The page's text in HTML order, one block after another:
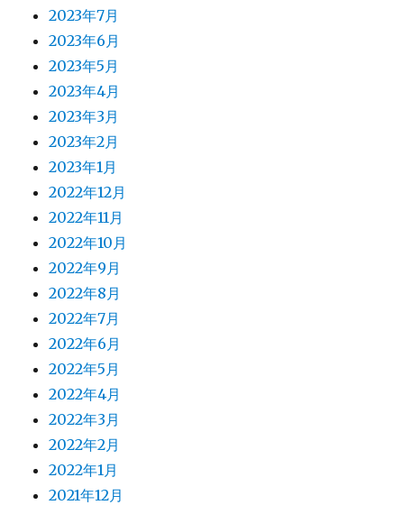
2023年7月
2023年6月
2023年5月
2023年4月
2023年3月
2023年2月
2023年1月
2022年12月
2022年11月
2022年10月
2022年9月
2022年8月
2022年7月
2022年6月
2022年5月
2022年4月
2022年3月
2022年2月
2022年1月
2021年12月